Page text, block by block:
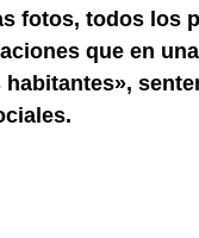
fotos, todos los
que en